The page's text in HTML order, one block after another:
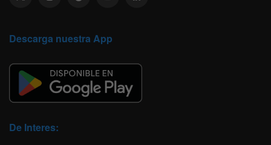
Descarga nuestra App
De Interes: